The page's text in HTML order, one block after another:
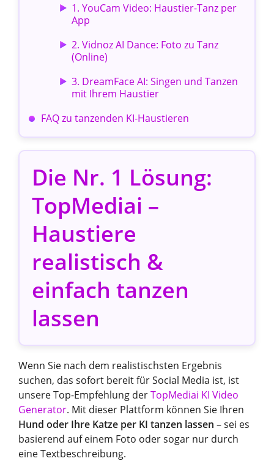
1. YouCam Video: Haustier-Tanz per
App
2. Vidnoz AI Dance: Foto zu Tanz
(Online)
3. DreamFace AI: Singen und Tanzen
mit Ihrem Haustier
FAQ zu tanzenden KI-Haustieren
Die Nr. 1 Lösung:
TopMediai –
Haustiere
realistisch &
einfach tanzen
lassen
Wenn Sie nach dem realistischsten Ergebnis
suchen, das sofort bereit für Social Media ist, ist
unsere Top-Empfehlung derTopMediai KI Video
Generator. Mit dieser Plattform können Sie Ihren
Hund oder Ihre Katze per KI tanzen lassen – sei es
basierend auf einem Foto oder sogar nur durch
eine Textbeschreibung.